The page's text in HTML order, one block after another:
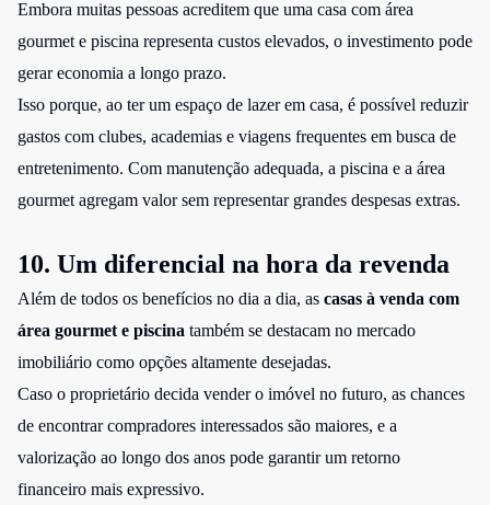
Embora muitas pessoas acreditem que uma casa com área
gourmet e piscina representa custos elevados, o investimento pode
gerar economia a longo prazo.
Isso porque, ao ter um espaço de lazer em casa, é possível reduzir
gastos com clubes, academias e viagens frequentes em busca de
entretenimento. Com manutenção adequada, a piscina e a área
gourmet agregam valor sem representar grandes despesas extras.
10. Um diferencial na hora da revenda
Além de todos os benefícios no dia a dia, as casas à venda com
área gourmet e piscina também se destacam no mercado
imobiliário como opções altamente desejadas.
Caso o proprietário decida vender o imóvel no futuro, as chances
de encontrar compradores interessados são maiores, e a
valorização ao longo dos anos pode garantir um retorno
financeiro mais expressivo.